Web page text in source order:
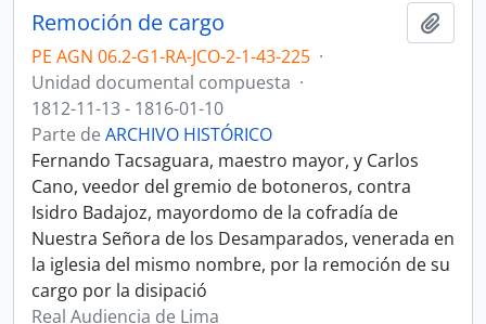
Remoción de cargo
PE AGN 06.2-G1-RA-JCO-2-1-43-225 ·
Unidad documental compuesta ·
1812-11-13 - 1816-01-10
Parte de ARCHIVO HISTÓRICO
Fernando Tacsaguara, maestro mayor, y Carlos
Cano, veedor del gremio de botoneros, contra
Isidro Badajoz, mayordomo de la cofradía de
Nuestra Señora de los Desamparados, venerada en
la iglesia del mismo nombre, por la remoción de su
cargo por la disipació
Real Audiencia de Lima